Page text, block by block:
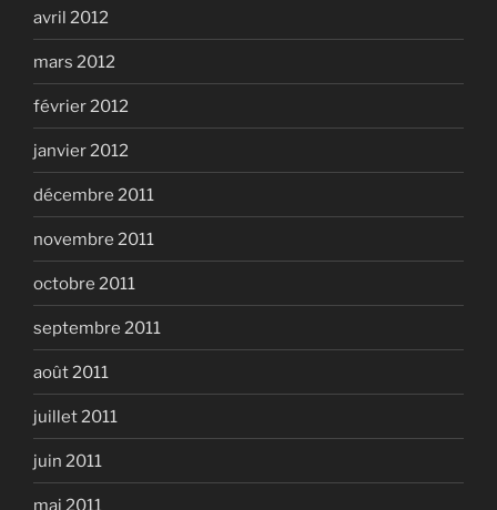
avril 2012
mars 2012
février 2012
janvier 2012
décembre 2011
novembre 2011
octobre 2011
septembre 2011
août 2011
juillet 2011
juin 2011
mai 2011